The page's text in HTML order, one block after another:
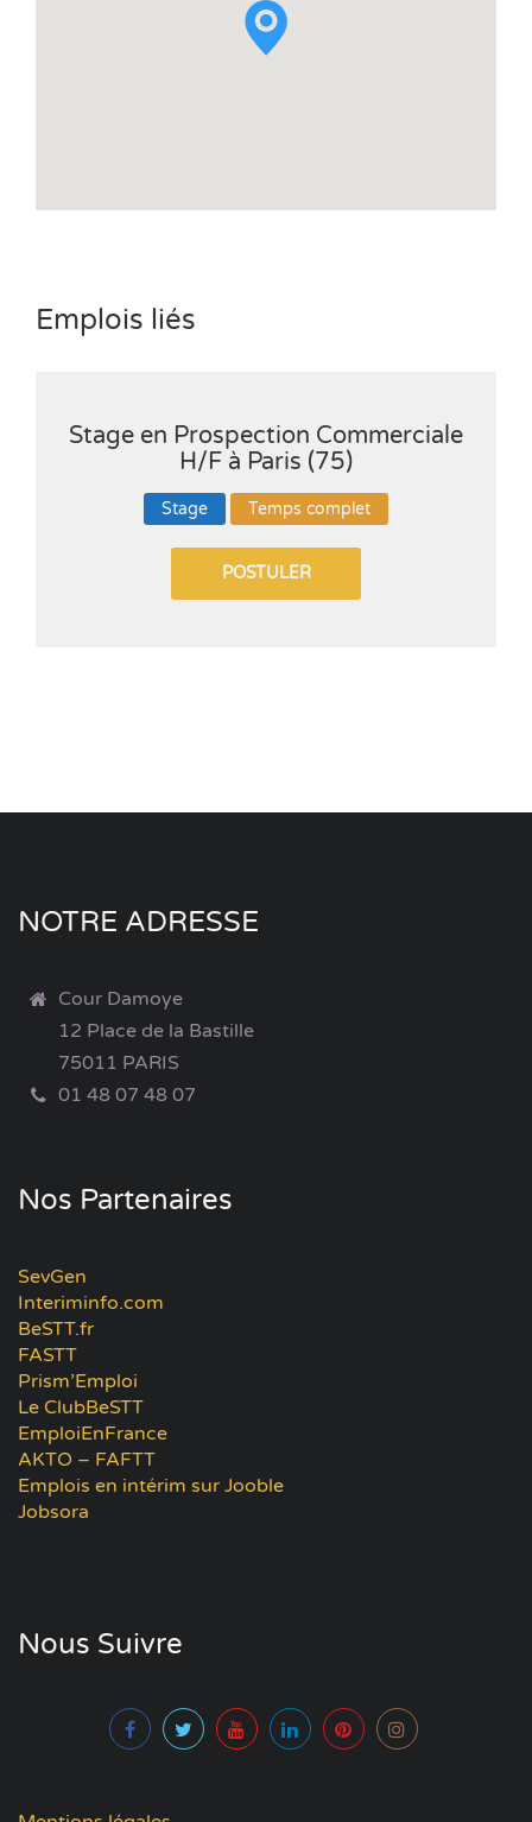
Emplois liés
Stage en Prospection Commerciale
H/F à Paris (75)
Stage Temps complet
POSTULER
NOTRE ADRESSE
Cour Damoye
12 Place de la Bastille
75011 PARIS
01 48 07 48 07
Nos Partenaires
SevGen
Interiminfo.com
BeSTT.fr
FASTT
Prism’Emploi
Le ClubBeSTT
EmploiEnFrance
AKTO – FAFTT
Emplois en intérim sur Jooble
Jobsora
Nous Suivre